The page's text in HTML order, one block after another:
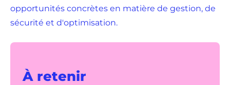
opportunités concrètes en matière de gestion, de
sécurité et d'optimisation.
À retenir